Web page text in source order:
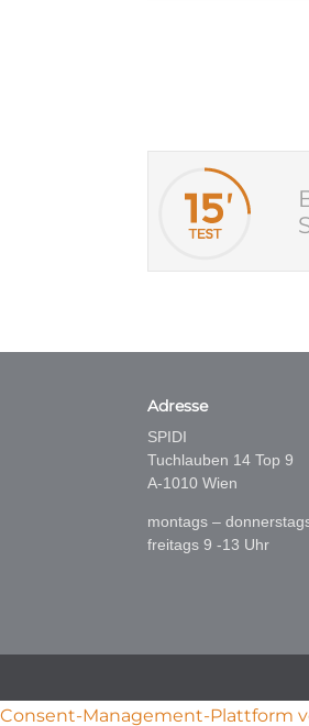
Adresse
SPIDI
Tuchlauben 14 Top 9
A-1010 Wien
montags –
freitags 9 -13 Uhr
Consent-Management-Plattform